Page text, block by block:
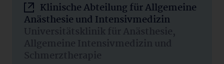
Klinische Abteilung für Allgemeine
Anästhesie und Intensivmedizin
Universitätsklinik für Anästhesie,
Allgemeine Intensivmedizin und
Schmerztherapie